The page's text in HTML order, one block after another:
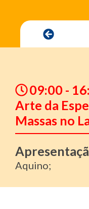
09:00 -
Arte da
Massas no
Aquino;